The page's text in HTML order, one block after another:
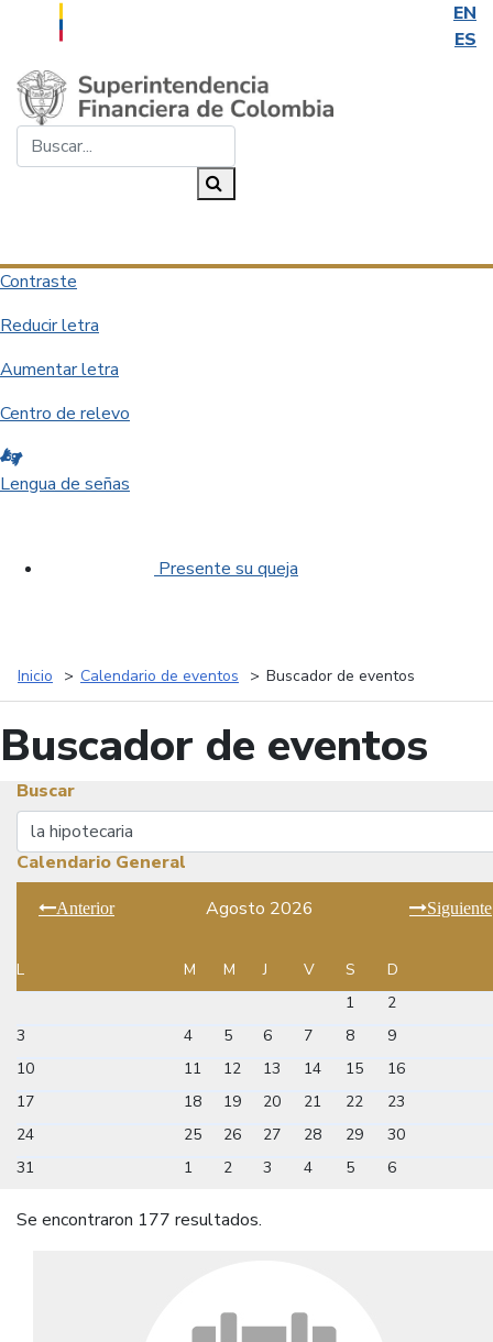
EN
ES
Saltar al contenido principal
Contraste
Reducir letra
Aumentar letra
Centro de relevo
Lengua de señas
Presente su queja
Inicio Calendario de eventos Buscador de eventos
Buscador de eventos
Buscar
Buscar
Calendario General
Anterior Agosto 2026 Siguiente
L M M J V S
D
1
2
3
4 5 6 7 8
9
10
11 12 13 14 15
16
17
18 19 20 21 22
23
24
25 26 27 28 29
30
31
1 2 3 4 5 6
Se encontraron 177 resultados.